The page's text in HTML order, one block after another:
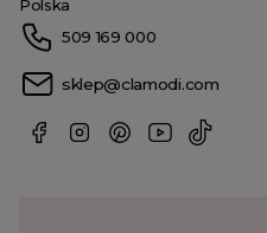
Polska
509 169 000
sklep@clamodi.com